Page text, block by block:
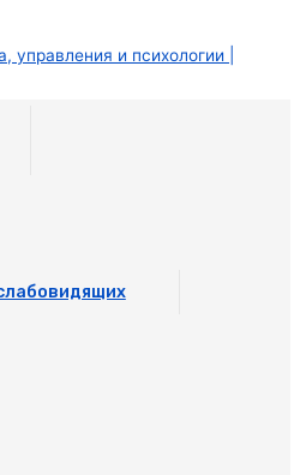
управления и психологии |